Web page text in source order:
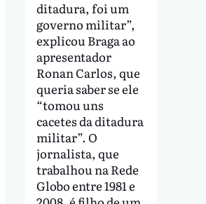
ditadura, foi um
governo militar”,
explicou Braga ao
apresentador
Ronan Carlos, que
queria saber se ele
“tomou uns
cacetes da ditadura
militar”. O
jornalista, que
trabalhou na Rede
Globo entre 1981 e